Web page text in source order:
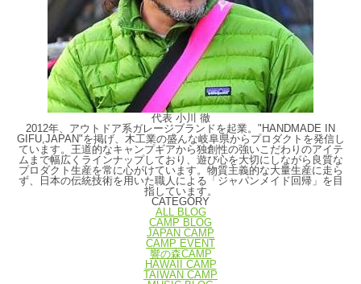
代表 小川 徹
2012年、アウトドア系ガレージブランドを起業。"HANDMADE IN
GIFU,JAPAN"を掲げ、木工業の盛んな岐阜県からプロダクトを発信し
ています。王道的なキャンプギアから独創性の強いこだわりのアイテ
ムまで幅広くラインナップしており、遊び心を大切にしながら良質な
プロダクト生産を常に心がけています。物質主義的な大量生産に走ら
ず、日本の伝統技術を用いた職人による「ジャパンメイド回帰」を目
指しています。
CATEGORY
ALL BLOG
CAMP BLOG
JAPAN CAMP
CAMP EVENT
響の森CAMP
HAWAII CAMP
TAIWAN CAMP